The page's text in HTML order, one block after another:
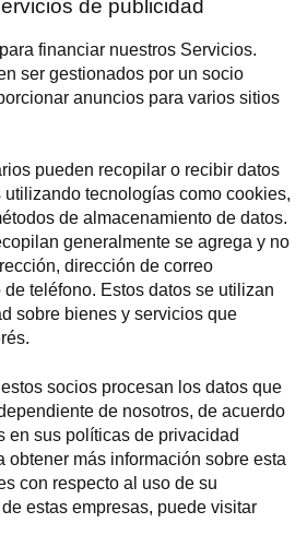
de publicidad
financiar nuestros Servicios.
ser gestionados por un socio
anuncios para varios sitios
pueden recopilar o recibir datos
tecnologías como cookies,
de almacenamiento de datos.
generalmente se agrega y no
dirección de correo
teléfono. Estos datos se utilizan
sobre bienes y servicios que
socios procesan los datos que
de nosotros, de acuerdo
en sus políticas de privacidad
obtener más información sobre esta
con respecto al uso de su
estas empresas, puede visitar